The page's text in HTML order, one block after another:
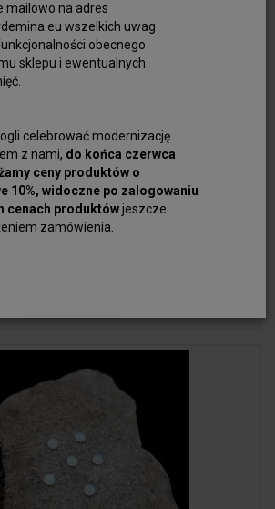
mailowo na adres
wszelkich uwag
obecnego
sklepu i ewentualnych
celebrować modernizację
z nami, do końca czerwca
ceny produktów o
10%, widoczne po zalogowaniu
cenach produktówjeszcze
zamówienia.
Biały Kwadratowy 8 mm